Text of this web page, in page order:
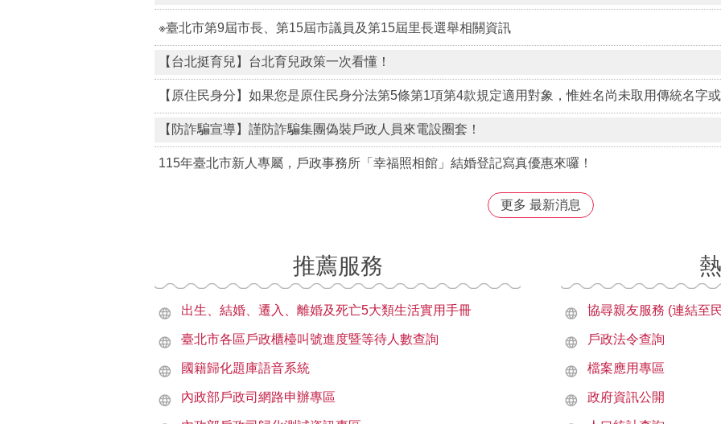
※臺北市第9屆市長、第15屆市議員及第15屆里長選舉相關資訊
【台北挺育兒】台北育兒政策一次看懂！
【防詐騙宣導】謹防詐騙集團偽裝戶政人員來電設圈套！
115年臺北市新人專屬，戶政事務所「幸福照相館」結婚登記寫真優惠來囉！
更多 最新消息
推薦服務
出生、結婚、遷入、離婚及死亡5大類生活實用手冊
臺北市各區戶政櫃檯叫號進度暨等待人數查詢
國籍歸化題庫語音系統
內政部戶政司網路申辦專區
協尋親友服務 (連結至
戶政法令查詢
檔案應用專區
政府資訊公開